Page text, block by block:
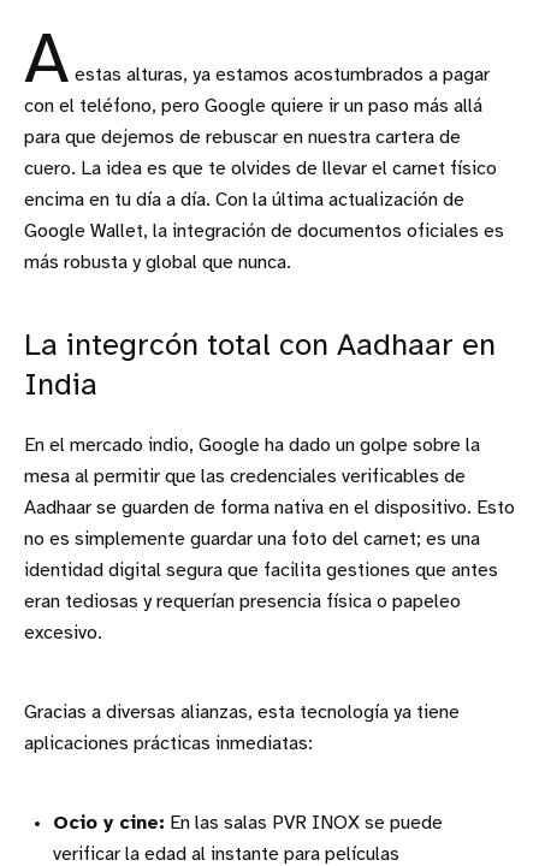
A estas alturas, ya estamos acostumbrados a pagar
con el teléfono, pero Google quiere ir un paso más allá
para que dejemos de rebuscar en nuestra cartera de
cuero. La idea es que te olvides de llevar el carnet físico
encima en tu día a día. Con la última actualización de
Google Wallet, la integración de documentos oficiales es
más robusta y global que nunca.
La integrcón total con Aadhaar en
India
En el mercado indio, Google ha dado un golpe sobre la
mesa al permitir que las credenciales verificables de
Aadhaar se guarden de forma nativa en el dispositivo. Esto
no es simplemente guardar una foto del carnet; es una
identidad digital segura que facilita gestiones que antes
eran tediosas y requerían presencia física o papeleo
excesivo.
Gracias a diversas alianzas, esta tecnología ya tiene
aplicaciones prácticas inmediatas:
Ocio y cine: En las salas PVR INOX se puede
verificar la edad al instante para películas